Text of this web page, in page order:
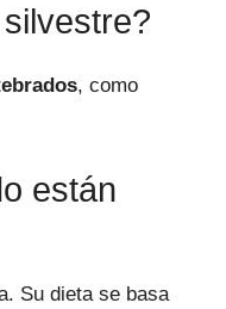
, como
están
Su dieta se basa